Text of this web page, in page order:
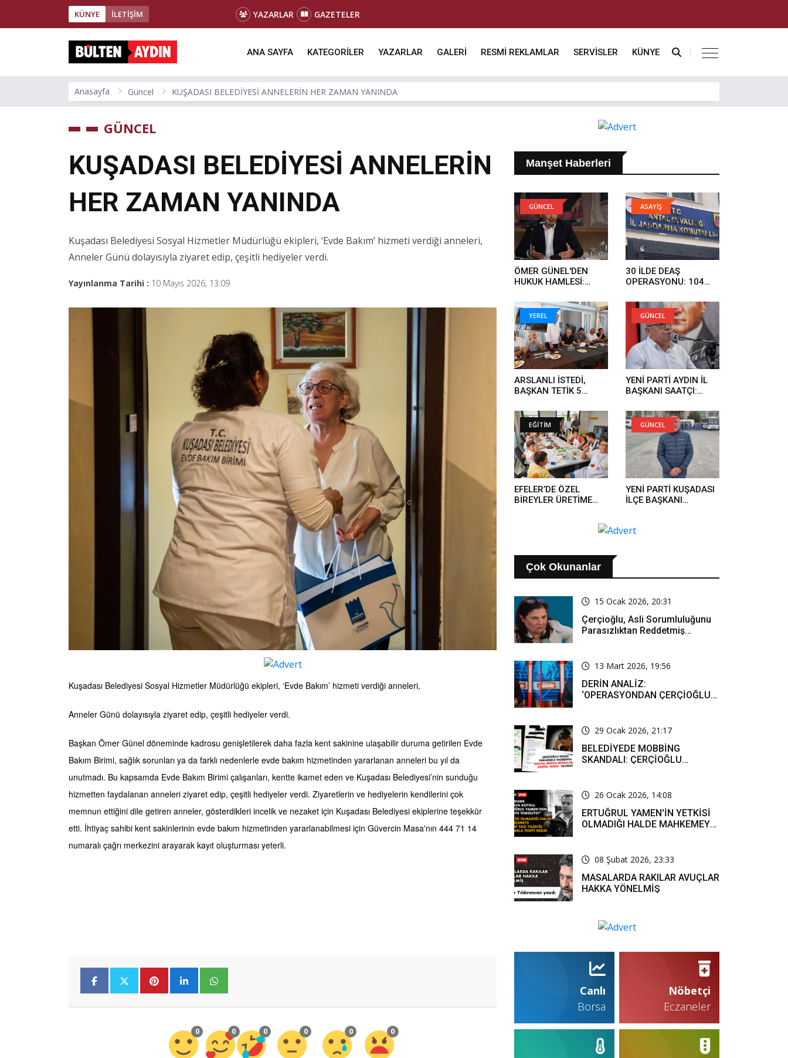
KÜNYE İLETİŞİM YAZARLAR GAZETELER
ANA SAYFA KATEGORİLER YAZARLAR GALERİ RESMİ REKLAMLAR SERVİSLER KÜNYE
Anasayfa Güncel KUŞADASI BELEDİYESİ ANNELERİN HER ZAMAN YANINDA
GÜNCEL
KUŞADASI BELEDİYESİ ANNELERİN
HER ZAMAN YANINDA
Kuşadası Belediyesi Sosyal Hizmetler Müdürlüğü ekipleri, ‘Evde Bakım’ hizmeti verdiği anneleri,
Anneler Günü dolayısıyla ziyaret edip, çeşitli hediyeler verdi.
Yayınlanma Tarihi : 10 Mayıs 2026, 13:09
Kuşadası Belediyesi Sosyal Hizmetler Müdürlüğü ekipleri, ‘Evde Bakım’ hizmeti verdiği anneleri,
Anneler Günü dolayısıyla ziyaret edip, çeşitli hediyeler verdi.
Başkan Ömer Günel döneminde kadrosu genişletilerek daha fazla kent sakinine ulaşabilir duruma getirilen Evde
Bakım Birimi, sağlık sorunları ya da farklı nedenlerle evde bakım hizmetinden yararlanan anneleri bu yıl da
unutmadı. Bu kapsamda Evde Bakım Birimi çalışanları, kentte ikamet eden ve Kuşadası Belediyesi’nin sunduğu
hizmetten faydalanan anneleri ziyaret edip, çeşitli hediyeler verdi. Ziyaretlerin ve hediyelerin kendilerini çok
memnun ettiğini dile getiren anneler, gösterdikleri incelik ve nezaket için Kuşadası Belediyesi ekiplerine teşekkür
etti. İhtiyaç sahibi kent sakinlerinin evde bakım hizmetinden yararlanabilmesi için Güvercin Masa'nın 444 71 14
numaralı çağrı merkezini arayarak kayıt oluşturması yeterli.
0 0 0 0 0 0
Manşet Haberleri
GÜNCEL
ÖMER GÜNEL'DEN
HUKUK HAMLESİ:
ETKİLEMEYE
ÇALIŞANLAR HUKUK
ÖNÜNDE HESAP
VERECEK..
ASAYİŞ
30 İLDE DEAŞ
OPERASYONU: 104
YEREL
ARSLANLI İSTEDİ,
BAŞKAN TETİK 5
GÜNCEL
YENİ PARTİ AYDIN İL
BAŞKANI SAATÇI:
EĞMEYECEĞİZ'..
EĞİTİM
EFELER’DE ÖZEL
BİREYLER ÜRETİME
GÜNCEL
YENİ PARTİ KUŞADASI
İLÇE BAŞKANI
AÇIKLAMASI..
Çok Okunanlar
15 Ocak 2026, 20:31
Çerçioğlu, Asli Sorumluluğunu
Parasızlıktan Reddetmiş…
13 Mart 2026, 19:56
DERİN ANALİZ:
‘OPERASYONDAN ÇERÇİOĞLU
MUCİZE’
29 Ocak 2026, 21:17
BELEDİYEDE MOBBİNG
SKANDALI: ÇERÇİOĞLU
26 Ocak 2026, 14:08
ERTUĞRUL YAMEN'İN YETKİSİ
OLMADIĞI HALDE MAHKEMEYE
08 Şubat 2026, 23:33
MASALARDA RAKILAR AVUÇLAR
HAKKA YÖNELMİŞ
Canlı
Borsa
Nöbetçi
Eczaneler